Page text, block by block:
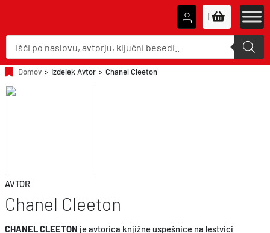
P
o
d
u
c
t
s
|
Domov > Izdelek Avtor > Chanel Cleeton
AVTOR
Chanel Cleeton
CHANEL CLEETON je avtorica knjižne uspešnice na lestvici